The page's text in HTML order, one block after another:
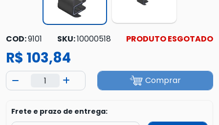
COD:9101 SKU:10000518 PRODUTO ESGOTADO
R$ 103,84
Comprar
Frete e prazo de entrega: